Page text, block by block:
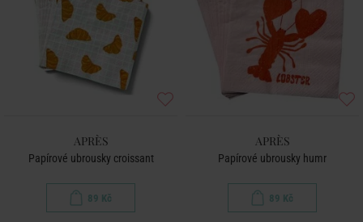
APRÈS
Papírové ubrousky croissant
89 Kč
APRÈS
Papírové ubrousky humr
89 Kč